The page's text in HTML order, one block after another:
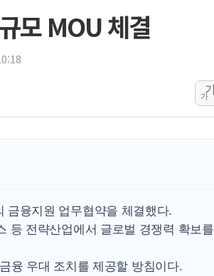
러, 1인칭시점 드론으로
[베트남 증시] 지수 하락 속
양주 섬유염색공장서 화
김정관 산업부 장관 "주
해군 1함대 창설 80주년…
[3보] 북, 원산서 동해로 단
주한미군 "오산기지 누출,
구미 폐염산처리업체서 불
모 MOU 체결
가
금융지원 업무협약을 체결했다.
등 전략산업에서 글로벌 경쟁력 확보를
융 우대 조치를 제공할 방침이다.